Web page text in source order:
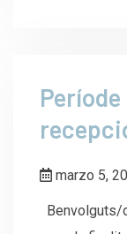
marzo 5,